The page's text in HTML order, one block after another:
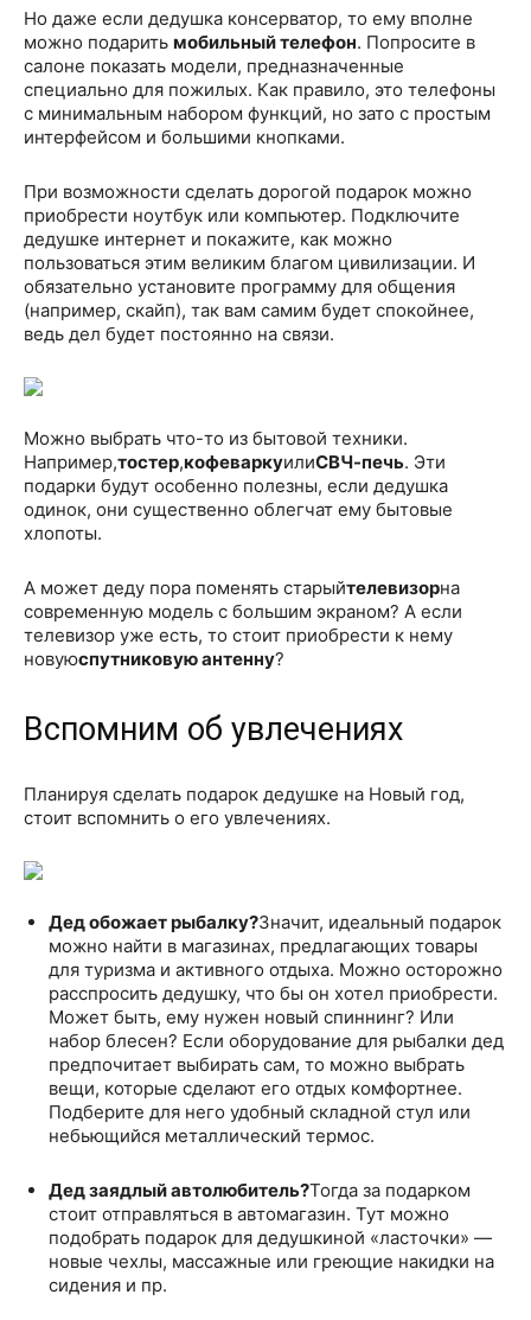
Но даже если дедушка консерватор, то ему вполне
можно подарить мобильный телефон. Попросите в
салоне показать модели, предназначенные
специально для пожилых. Как правило, это телефоны
с минимальным набором функций, но зато с простым
интерфейсом и большими кнопками.
При возможности сделать дорогой подарок можно
приобрести ноутбук или компьютер. Подключите
дедушке интернет и покажите, как можно
пользоваться этим великим благом цивилизации. И
обязательно установите программу для общения
(например, скайп), так вам самим будет спокойнее,
ведь дел будет постоянно на связи.
Можно выбрать что-то из бытовой техники.
Например,тостер,кофеваркуилиСВЧ-печь. Эти
подарки будут особенно полезны, если дедушка
одинок, они существенно облегчат ему бытовые
хлопоты.
А может деду пора поменять старыйтелевизорна
современную модель с большим экраном? А если
телевизор уже есть, то стоит приобрести к нему
новуюспутниковую антенну?
Вспомним об увлечениях
Планируя сделать подарок дедушке на Новый год,
стоит вспомнить о его увлечениях.
Дед обожает рыбалку?Значит, идеальный подарок
можно найти в магазинах, предлагающих товары
для туризма и активного отдыха. Можно осторожно
расспросить дедушку, что бы он хотел приобрести.
Может быть, ему нужен новый спиннинг? Или
набор блесен? Если оборудование для рыбалки дед
предпочитает выбирать сам, то можно выбрать
вещи, которые сделают его отдых комфортнее.
Подберите для него удобный складной стул или
небьющийся металлический термос.
Дед заядлый автолюбитель?Тогда за подарком
стоит отправляться в автомагазин. Тут можно
подобрать подарок для дедушкиной «ласточки» —
новые чехлы, массажные или греющие накидки на
сидения и пр.